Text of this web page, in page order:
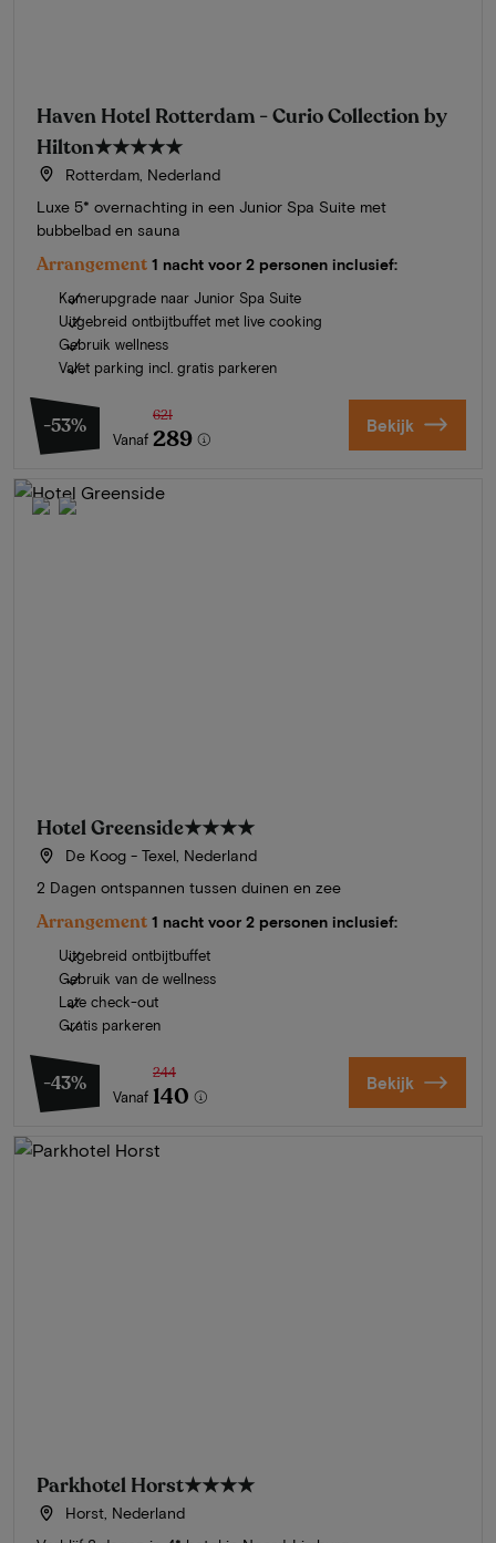
Haven Hotel Rotterdam - Curio Collection by
Hilton★★★★★
Rotterdam, Nederland
Luxe 5* overnachting in een Junior Spa Suite met
bubbelbad en sauna
Arrangement 1 nacht voor 2 personen inclusief:
Kamerupgrade naar Junior Spa Suite
Uitgebreid ontbijtbuffet met live cooking
Gebruik wellness
Valet parking incl. gratis parkeren
-53%
Vanaf
621
289 Bekijk
Hotel Greenside★★★★
De Koog - Texel, Nederland
2 Dagen ontspannen tussen duinen en zee
Arrangement 1 nacht voor 2 personen inclusief:
Uitgebreid ontbijtbuffet
Gebruik van de wellness
Late check-out
Gratis parkeren
-43%
Vanaf
244
140 Bekijk
Parkhotel Horst★★★★
Horst, Nederland